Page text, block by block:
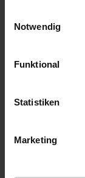
Notwendig
Funktional
Statistiken
Marketing